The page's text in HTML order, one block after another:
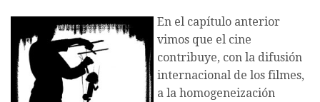
En el capítulo anterior
vimos que el cine
contribuye, con la difusión
internacional de los filmes,
a la homogeneización